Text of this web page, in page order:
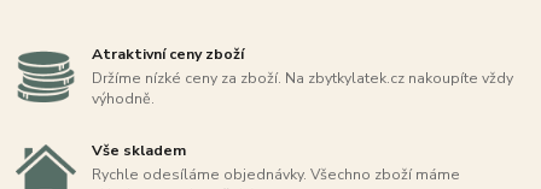
Atraktivní ceny zboží
Držíme nízké ceny za zboží. Na zbytkylatek.cz nakoupíte vždy
výhodně.
Vše skladem
Rychle odesíláme objednávky. Všechno zboží máme